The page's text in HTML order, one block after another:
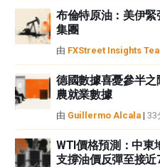
布倫特原油：美伊
集團
由 FXStreet Insights
德國數據喜憂參半
農就業數據
由 Guillermo Alcala | 33
WTI價格預測：中東
支撐油價反彈至接近